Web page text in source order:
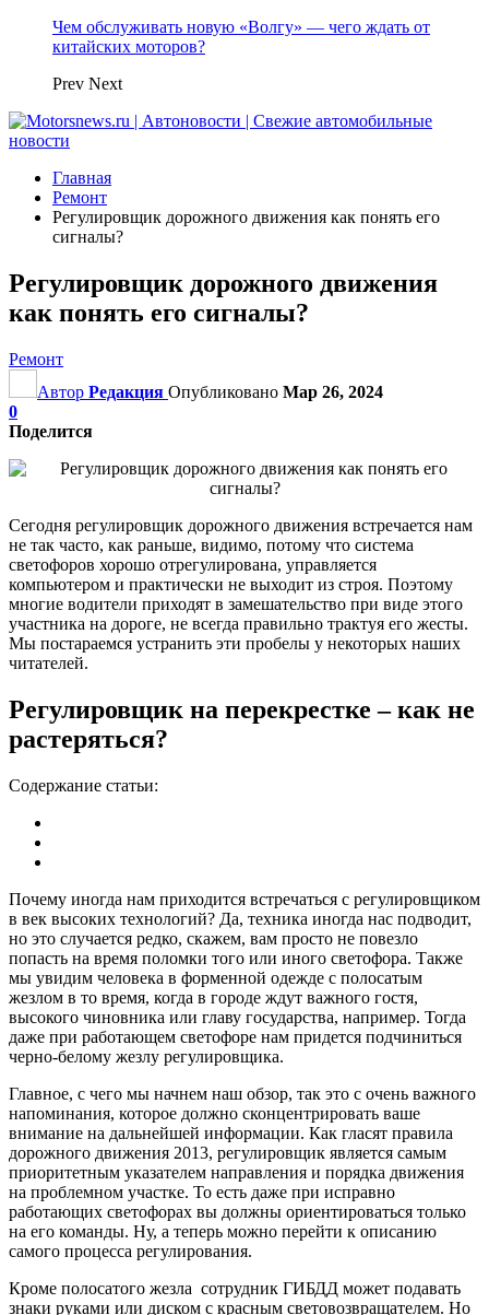
Чем обслуживать новую «Волгу» — чего ждать от
китайских моторов?
Prev Next
Главная
Ремонт
Регулировщик дорожного движения как понять его
сигналы?
Регулировщик дорожного движения
как понять его сигналы?
Ремонт
Автор Редакция Опубликовано Мар 26, 2024
0
Поделится
Сегодня регулировщик дорожного движения встречается нам
не так часто, как раньше, видимо, потому что система
светофоров хорошо отрегулирована, управляется
компьютером и практически не выходит из строя. Поэтому
многие водители приходят в замешательство при виде этого
участника на дороге, не всегда правильно трактуя его жесты.
Мы постараемся устранить эти пробелы у некоторых наших
читателей.
Регулировщик на перекрестке – как не
растеряться?
Содержание статьи:
Почему иногда нам приходится встречаться с регулировщиком
в век высоких технологий? Да, техника иногда нас подводит,
но это случается редко, скажем, вам просто не повезло
попасть на время поломки того или иного светофора. Также
мы увидим человека в форменной одежде с полосатым
жезлом в то время, когда в городе ждут важного гостя,
высокого чиновника или главу государства, например. Тогда
даже при работающем светофоре нам придется подчиниться
черно-белому жезлу регулировщика.
Главное, с чего мы начнем наш обзор, так это с очень важного
напоминания, которое должно сконцентрировать ваше
внимание на дальнейшей информации. Как гласят правила
дорожного движения 2013, регулировщик является самым
приоритетным указателем направления и порядка движения
на проблемном участке. То есть даже при исправно
работающих светофорах вы должны ориентироваться только
на его команды. Ну, а теперь можно перейти к описанию
самого процесса регулирования.
Кроме полосатого жезла сотрудник ГИБДД может подавать
знаки руками или диском с красным световозвращателем. Но